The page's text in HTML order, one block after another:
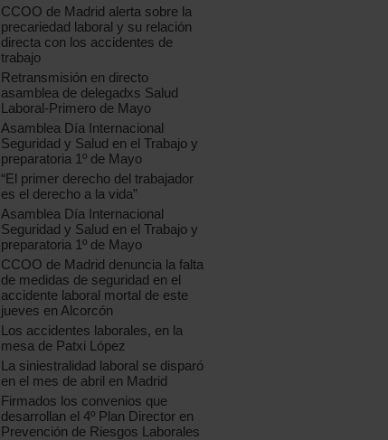
CCOO de Madrid alerta sobre la
precariedad laboral y su relación
directa con los accidentes de
trabajo
Retransmisión en directo
asamblea de delegadxs Salud
Laboral-Primero de Mayo
Asamblea Día Internacional
Seguridad y Salud en el Trabajo y
preparatoria 1º de Mayo
“El primer derecho del trabajador
es el derecho a la vida”
Asamblea Día Internacional
Seguridad y Salud en el Trabajo y
preparatoria 1º de Mayo
CCOO de Madrid denuncia la falta
de medidas de seguridad en el
accidente laboral mortal de este
jueves en Alcorcón
Los accidentes laborales, en la
mesa de Patxi López
La siniestralidad laboral se disparó
en el mes de abril en Madrid
Firmados los convenios que
desarrollan el 4º Plan Director en
Prevención de Riesgos Laborales